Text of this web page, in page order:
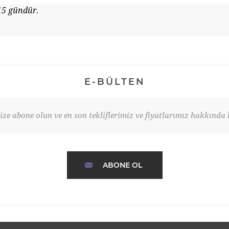
gündür.
E-BÜLTEN
abone olun ve en son tekliflerimiz ve fiyatlarımız hakkında
ABONE OL